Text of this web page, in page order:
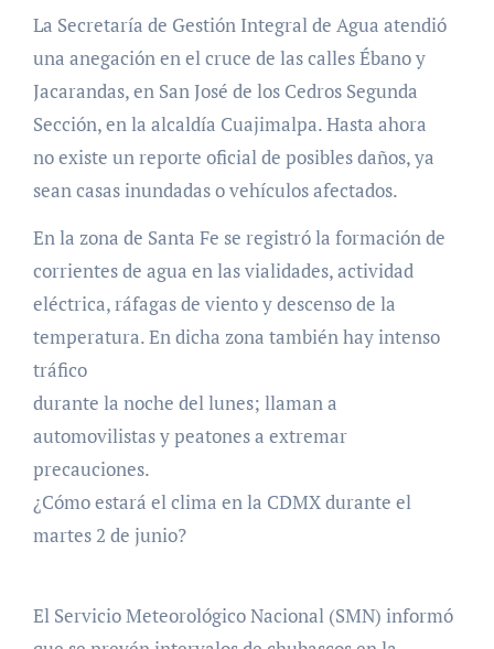
La Secretaría de Gestión Integral de Agua atendió
una anegación en el cruce de las calles Ébano y
Jacarandas, en San José de los Cedros Segunda
Sección, en la alcaldía Cuajimalpa. Hasta ahora
no existe un reporte oficial de posibles daños, ya
sean casas inundadas o vehículos afectados.
En la zona de Santa Fe se registró la formación de
corrientes de agua en las vialidades, actividad
eléctrica, ráfagas de viento y descenso de la
temperatura. En dicha zona también hay intenso
tráfico
durante la noche del lunes; llaman a
automovilistas y peatones a extremar
precauciones.
¿Cómo estará el clima en la CDMX durante el
martes 2 de junio?
El Servicio Meteorológico Nacional (SMN) informó